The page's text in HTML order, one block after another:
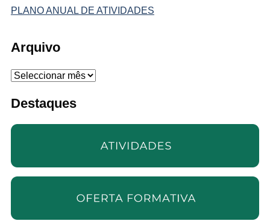
PLANO ANUAL DE ATIVIDADES
Arquivo
Arquivo
Destaques